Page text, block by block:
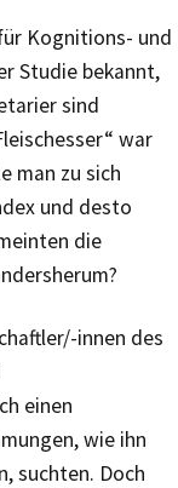
Kognitions- und
Studie bekannt,
sind
war
man zu sich
und desto
die
innen des
einen
wie ihn
suchten. Doch